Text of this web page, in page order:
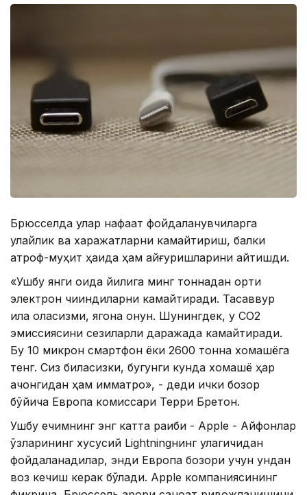
Брюсселда улар нафақат фойдаланувчиларга
қулайлик ва харажатларни камайтириш, балки
атроф-муҳит ҳақида ҳам қайғуришларини айтишди.
«Ушбу янги қоида йилига минг тоннадан ортиқ
электрон чиқиндиларни камайтиради. Тасаввур
қила оласизми, ягона қонун. Шунингдек, у CО2
эмиссиясини сезиларли даражада камайтиради.
Бу 10 микрон смартфон ёки 2600 тонна хомашёга
тенг. Сиз биласизки, бугунги кунда хомашё ҳар
қачонгидан ҳам қимматроқ», - деди ички бозор
бўйича Европа комиссари Терри Бретон.
Ушбу ечимнинг энг катта рақиби - Аpple - Айфонлар
ўзларининг хусусий Lightningнинг улагичидан
фойдаланадилар, энди Европа бозори учун ундан
воз кечиш керак бўлади. Аpplе компаниясининг